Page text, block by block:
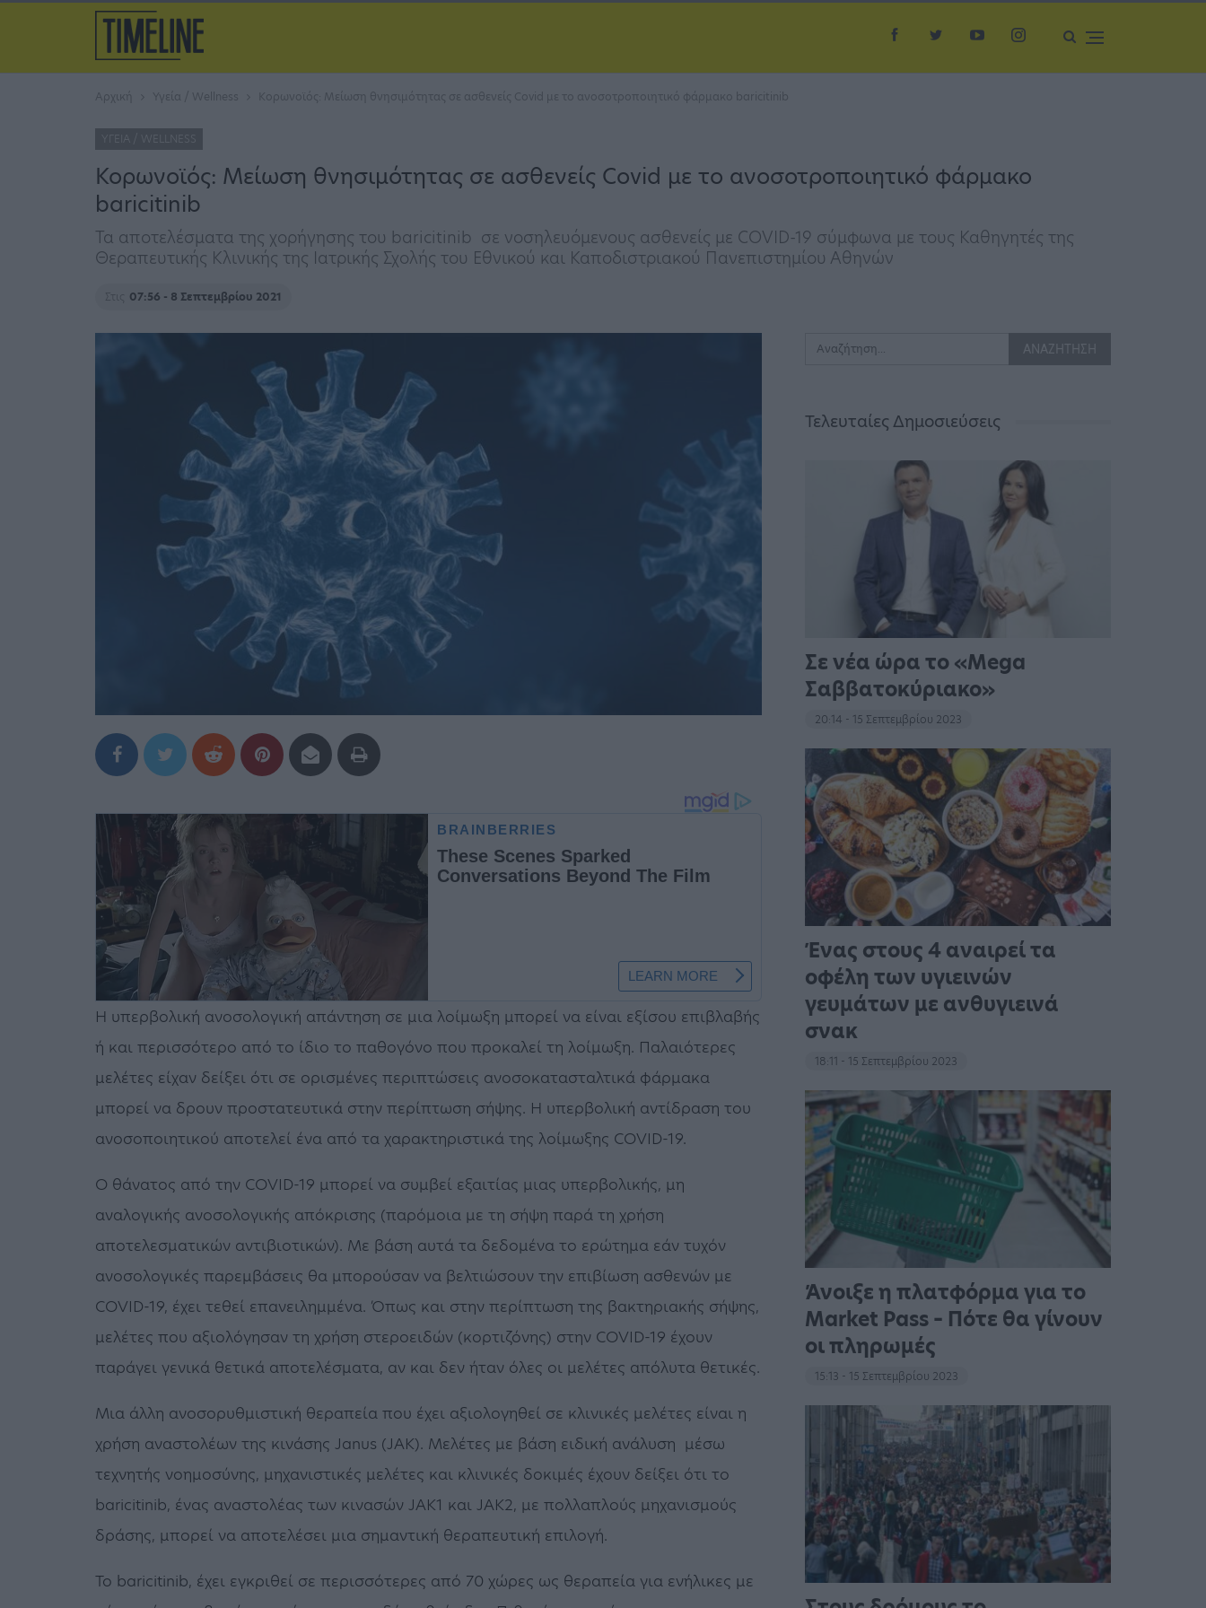
Αρχική Υγεία / Wellness Κορωνοϊός: Μείωση θνησιμότητας σε ασθενείς Covid με το ανοσοτροποιητικό φάρμακο baricitinib
ΥΓΕΊΑ / WELLNESS
Κορωνοϊός: Μείωση θνησιμότητας σε ασθενείς Covid με το ανοσοτροποιητικό φάρμακο
baricitinib
Τα αποτελέσματα της χορήγησης του baricitinib σε νοσηλευόμενους ασθενείς με COVID-19 σύμφωνα με τους Καθηγητές της
Θεραπευτικής Κλινικής της Ιατρικής Σχολής του Εθνικού και Καποδιστριακού Πανεπιστημίου Αθηνών
Στις 07:56 - 8 Σεπτεμβρίου 2021
Η υπερβολική ανοσολογική απάντηση σε μια λοίμωξη μπορεί να είναι εξίσου επιβλαβής
ή και περισσότερο από το ίδιο το παθογόνο που προκαλεί τη λοίμωξη. Παλαιότερες
μελέτες είχαν δείξει ότι σε ορισμένες περιπτώσεις ανοσοκατασταλτικά φάρμακα
μπορεί να δρουν προστατευτικά στην περίπτωση σήψης. Η υπερβολική αντίδραση του
ανοσοποιητικού αποτελεί ένα από τα χαρακτηριστικά της λοίμωξης COVID-19.
Ο θάνατος από την COVID-19 μπορεί να συμβεί εξαιτίας μιας υπερβολικής, μη
αναλογικής ανοσολογικής απόκρισης (παρόμοια με τη σήψη παρά τη χρήση
αποτελεσματικών αντιβιοτικών). Με βάση αυτά τα δεδομένα το ερώτημα εάν τυχόν
ανοσολογικές παρεμβάσεις θα μπορούσαν να βελτιώσουν την επιβίωση ασθενών με
COVID-19, έχει τεθεί επανειλημμένα. Όπως και στην περίπτωση της βακτηριακής σήψης,
μελέτες που αξιολόγησαν τη χρήση στεροειδών (κορτιζόνης) στην COVID-19 έχουν
παράγει γενικά θετικά αποτελέσματα, αν και δεν ήταν όλες οι μελέτες απόλυτα θετικές.
Μια άλλη ανοσορυθμιστική θεραπεία που έχει αξιολογηθεί σε κλινικές μελέτες είναι η
χρήση αναστολέων της κινάσης Janus (JAK). Μελέτες με βάση ειδική ανάλυση μέσω
τεχνητής νοημοσύνης, μηχανιστικές μελέτες και κλινικές δοκιμές έχουν δείξει ότι το
baricitinib, ένας αναστολέας των κινασών JAK1 και JAK2, με πολλαπλούς μηχανισμούς
δράσης, μπορεί να αποτελέσει μια σημαντική θεραπευτική επιλογή.
Το baricitinib, έχει εγκριθεί σε περισσότερες από 70 χώρες ως θεραπεία για ενήλικες με
Τελευταίες Δημοσιεύσεις
Σε νέα ώρα το «Mega
Σαββατοκύριακο»
20:14 - 15 Σεπτεμβρίου 2023
Ένας στους 4 αναιρεί τα
οφέλη των υγιεινών
γευμάτων με ανθυγιεινά
σνακ
18:11 - 15 Σεπτεμβρίου 2023
Άνοιξε η πλατφόρμα για το
Market Pass – Πότε θα γίνουν
οι πληρωμές
15:13 - 15 Σεπτεμβρίου 2023